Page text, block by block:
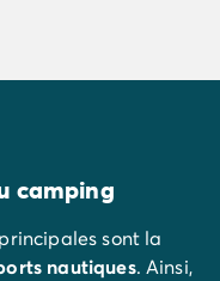
camping
sont la
nautiques. Ainsi,